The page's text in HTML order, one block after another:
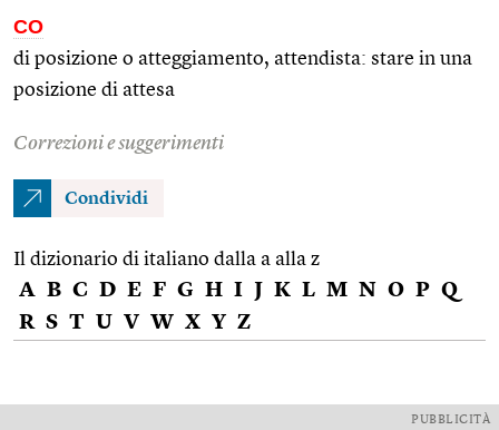
CO
di posizione o atteggiamento, attendista: stare in una
posizione di attesa
Correzioni e suggerimenti
Condividi
Il dizionario di italiano dalla a alla z
A B C D E F G H I J K L M N O P Q
R S T U V W X Y Z
PUBBLICITÀ